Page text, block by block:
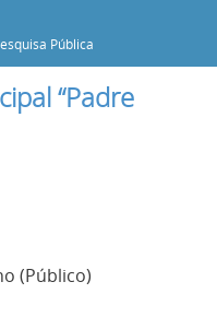
Pública
“Padre
(Público)